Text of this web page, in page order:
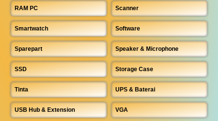
RAM PC Scanner
Smartwatch Software
Sparepart Speaker & Microphone
SSD Storage Case
Tinta UPS & Baterai
USB Hub & Extension VGA